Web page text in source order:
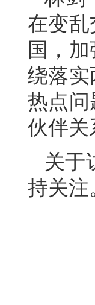
在变
国，
绕落
热点
伙伴关
关于
持关注